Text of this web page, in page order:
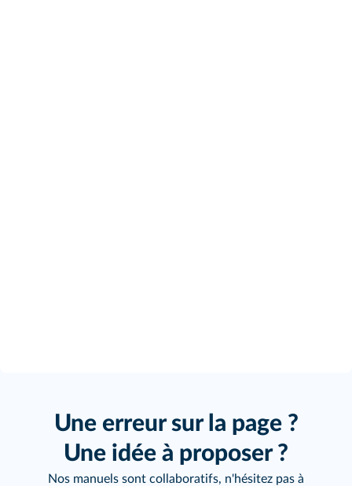
Une erreur sur la page ?
Une idée à proposer ?
Nos manuels sont collaboratifs, n'hésitez pas à